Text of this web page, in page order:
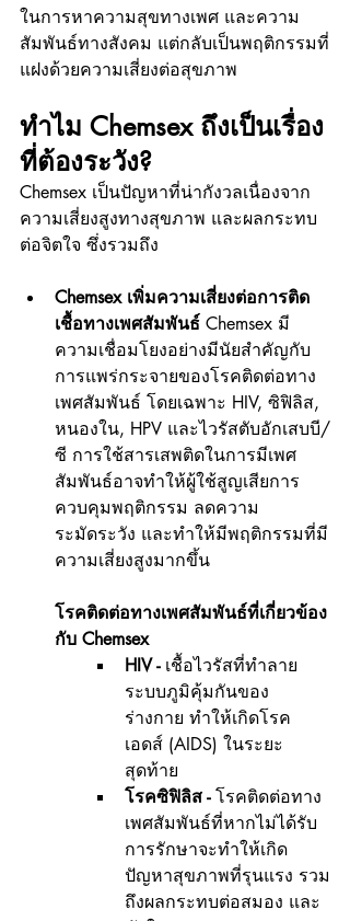
ในการหาความสุขทางเพศ และความ
สัมพันธ์ทางสังคม แต่กลับเป็นพฤติกรรมที่
แฝงด้วยความเสี่ยงต่อสุขภาพ
ทำไม Chemsex ถึงเป็นเรื่อง
ที่ต้องระวัง?
Chemsex เป็นปัญหาที่น่ากังวลเนื่องจาก
ความเสี่ยงสูงทางสุขภาพ และผลกระทบ
ต่อจิตใจ ซึ่งรวมถึง
Chemsex เพิ่มความเสี่ยงต่อการติด
เชื้อทางเพศสัมพันธ์ Chemsex มี
ความเชื่อมโยงอย่างมีนัยสำคัญกับ
การแพร่กระจายของโรคติดต่อทาง
เพศสัมพันธ์ โดยเฉพาะ HIV, ซิฟิลิส,
หนองใน, HPV และไวรัสตับอักเสบบี/
ซี การใช้สารเสพติดในการมีเพศ
สัมพันธ์อาจทำให้ผู้ใช้สูญเสียการ
ควบคุมพฤติกรรม ลดความ
ระมัดระวัง และทำให้มีพฤติกรรมที่มี
ความเสี่ยงสูงมากขึ้น
โรคติดต่อทางเพศสัมพันธ์ที่เกี่ยวข้อง
กับ Chemsex
HIV - เชื้อไวรัสที่ทำลาย
ระบบภูมิคุ้มกันของ
ร่างกาย ทำให้เกิดโรค
เอดส์ (AIDS) ในระยะ
สุดท้าย
โรคซิฟิลิส - โรคติดต่อทาง
เพศสัมพันธ์ที่หากไม่ได้รับ
การรักษาจะทำให้เกิด
ปัญหาสุขภาพที่รุนแรง รวม
ถึงผลกระทบต่อสมอง และ